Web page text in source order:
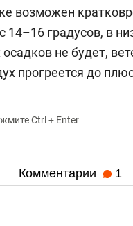
возможен
14–16 градусов, в
не будет,
прогреется до
Ctrl + Enter
Комментарии 1